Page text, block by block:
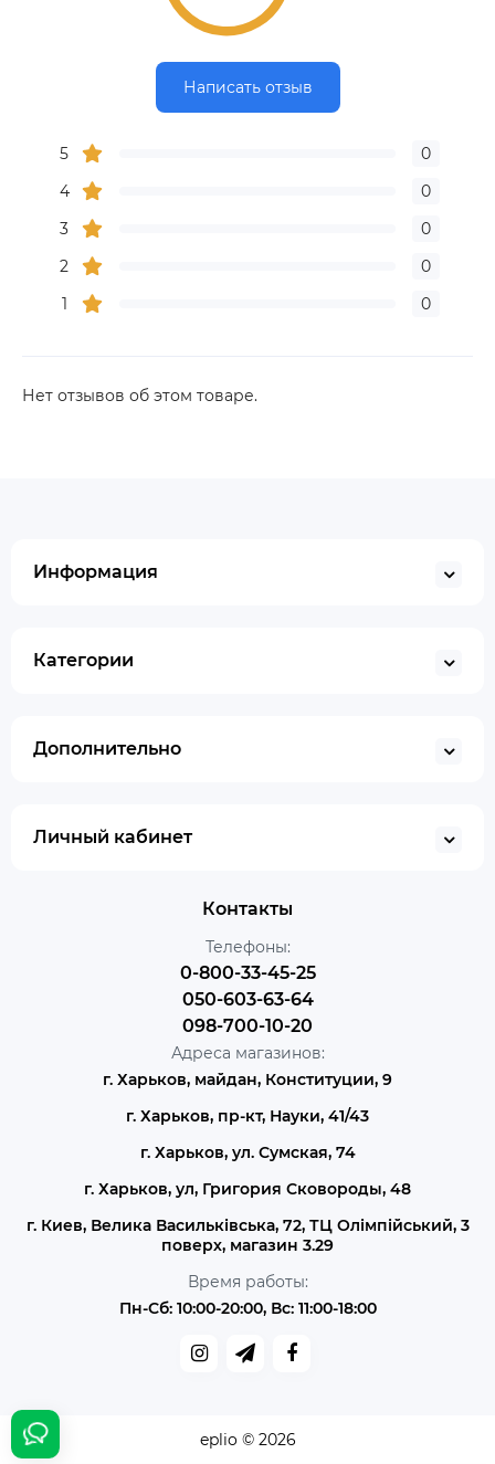
Написать отзыв
5
0
4
0
3
0
2
0
1
0
Нет отзывов об этом товаре.
Информация
Категории
Дополнительно
Личный кабинет
Контакты
Телефоны:
0-800-33-45-25
050-603-63-64
098-700-10-20
Адреса магазинов:
г. Харьков, майдан, Конституции, 9
г. Харьков, пр-кт, Науки, 41/43
г. Харьков, ул. Сумская, 74
г. Харьков, ул, Григория Сковороды, 48
г. Киев, Велика Васильківська, 72, ТЦ Олімпійський, 3
поверх, магазин 3.29
Время работы:
Пн-Сб: 10:00-20:00, Вс: 11:00-18:00
eplio © 2026